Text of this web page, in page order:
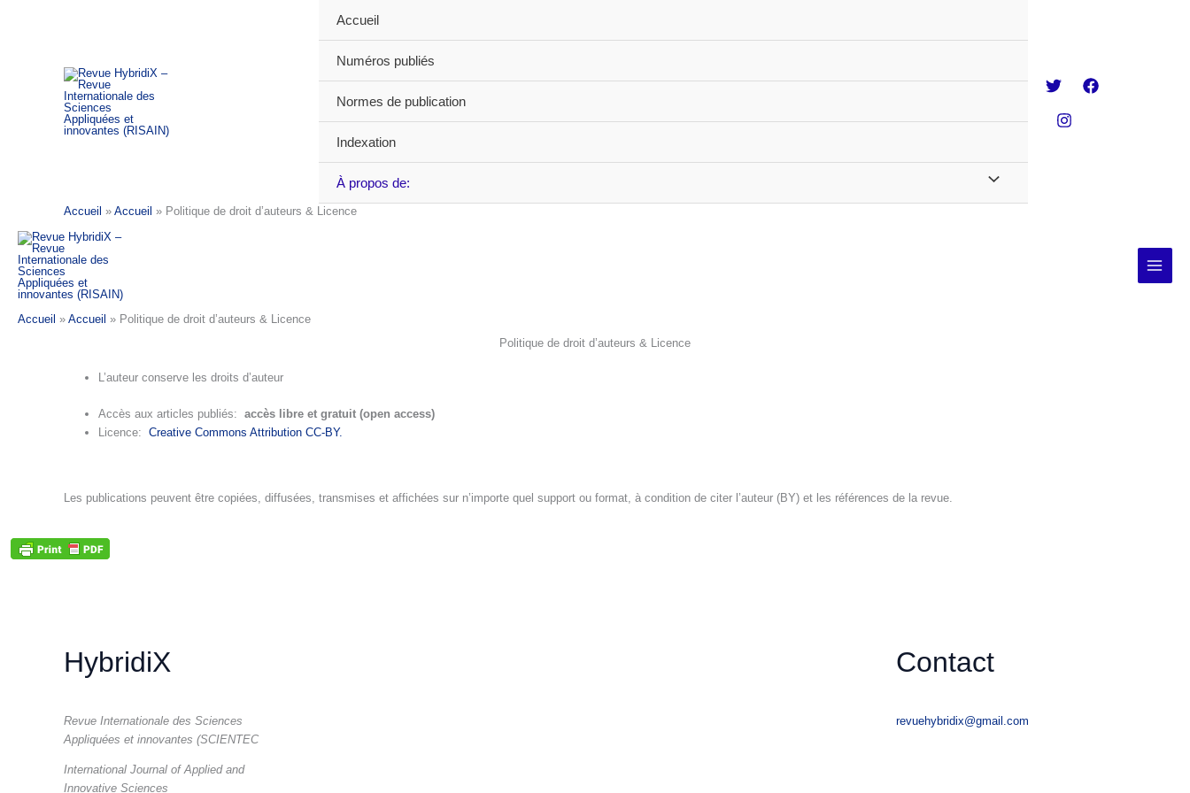
Accueil
Numéros publiés
Normes de publication
Indexation
À propos de:
Accueil » Accueil » Politique de droit d’auteurs & Licence
Accueil » Accueil » Politique de droit d’auteurs & Licence
Politique de droit d’auteurs & Licence
L’auteur conserve les droits d’auteur
Accès aux articles publiés: accès libre et gratuit (open access)
Licence: Creative Commons Attribution CC-BY.
Les publications peuvent être copiées, diffusées, transmises et affichées sur n’importe quel support ou format, à condition de citer l’auteur (BY) et les références de la revue.
HybridiX
Revue Internationale des Sciences
Appliquées et innovantes (SCIENTEC
International Journal of Applied and
Innovative Sciences
Contact
revuehybridix@gmail.com